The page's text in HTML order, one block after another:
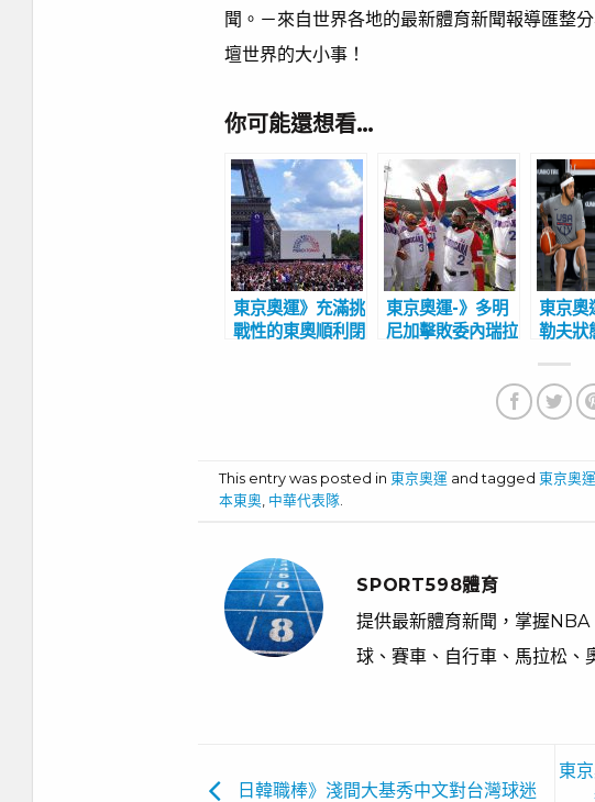
聞。－來自世界各地的最新體育新聞報導匯整
壇世界的大小事！
你可能還想看…
東京奧運》充滿挑
戰性的東奧順利閉
東京奧運-》多明
尼加擊敗委內瑞拉
東京奧
勒夫狀
戰力榜
This entry was posted in東京奧運 and tagged東京奧運
本東奧, 中華代表隊.
SPORT598體育
提供最新體育新聞，掌握
球、賽車、自行車、馬拉松、
日韓職棒》淺間大基秀中文對台灣球迷
東